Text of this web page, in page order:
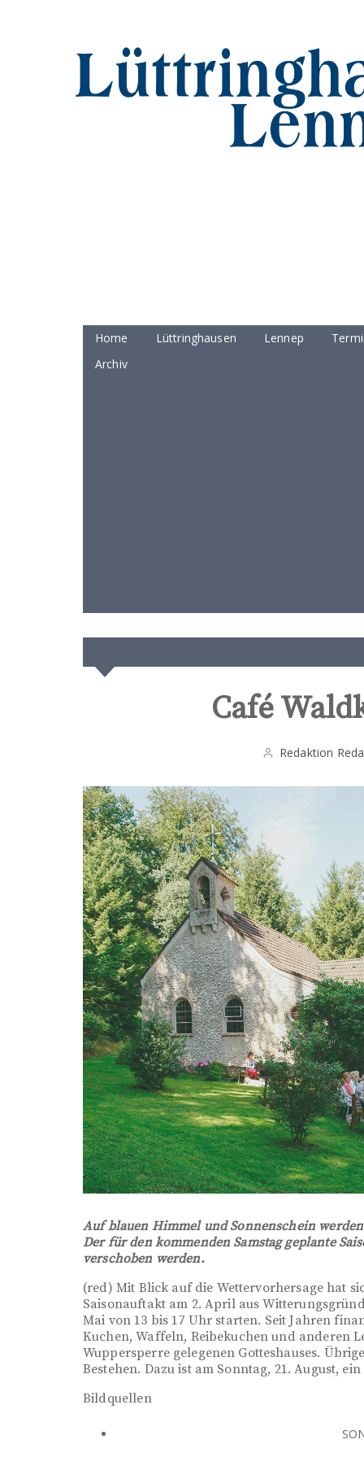
Home Lüttringhausen Lennep
Archiv
Café
Redaktion
Auf blauen Himmel und Sonnenschein
Der für den kommenden Samstag geplante
verschoben werden.
(red) Mit Blick auf die Wettervorhersage hat
Saisonauftakt am 2. April aus
Mai von 13 bis 17 Uhr starten. Seit Jahren
Kuchen, Waffeln, Reibekuchen und anderen
Wuppersperre gelegenen Gotteshauses.
Bestehen. Dazu ist am Sonntag, 21. August,
Bildquellen